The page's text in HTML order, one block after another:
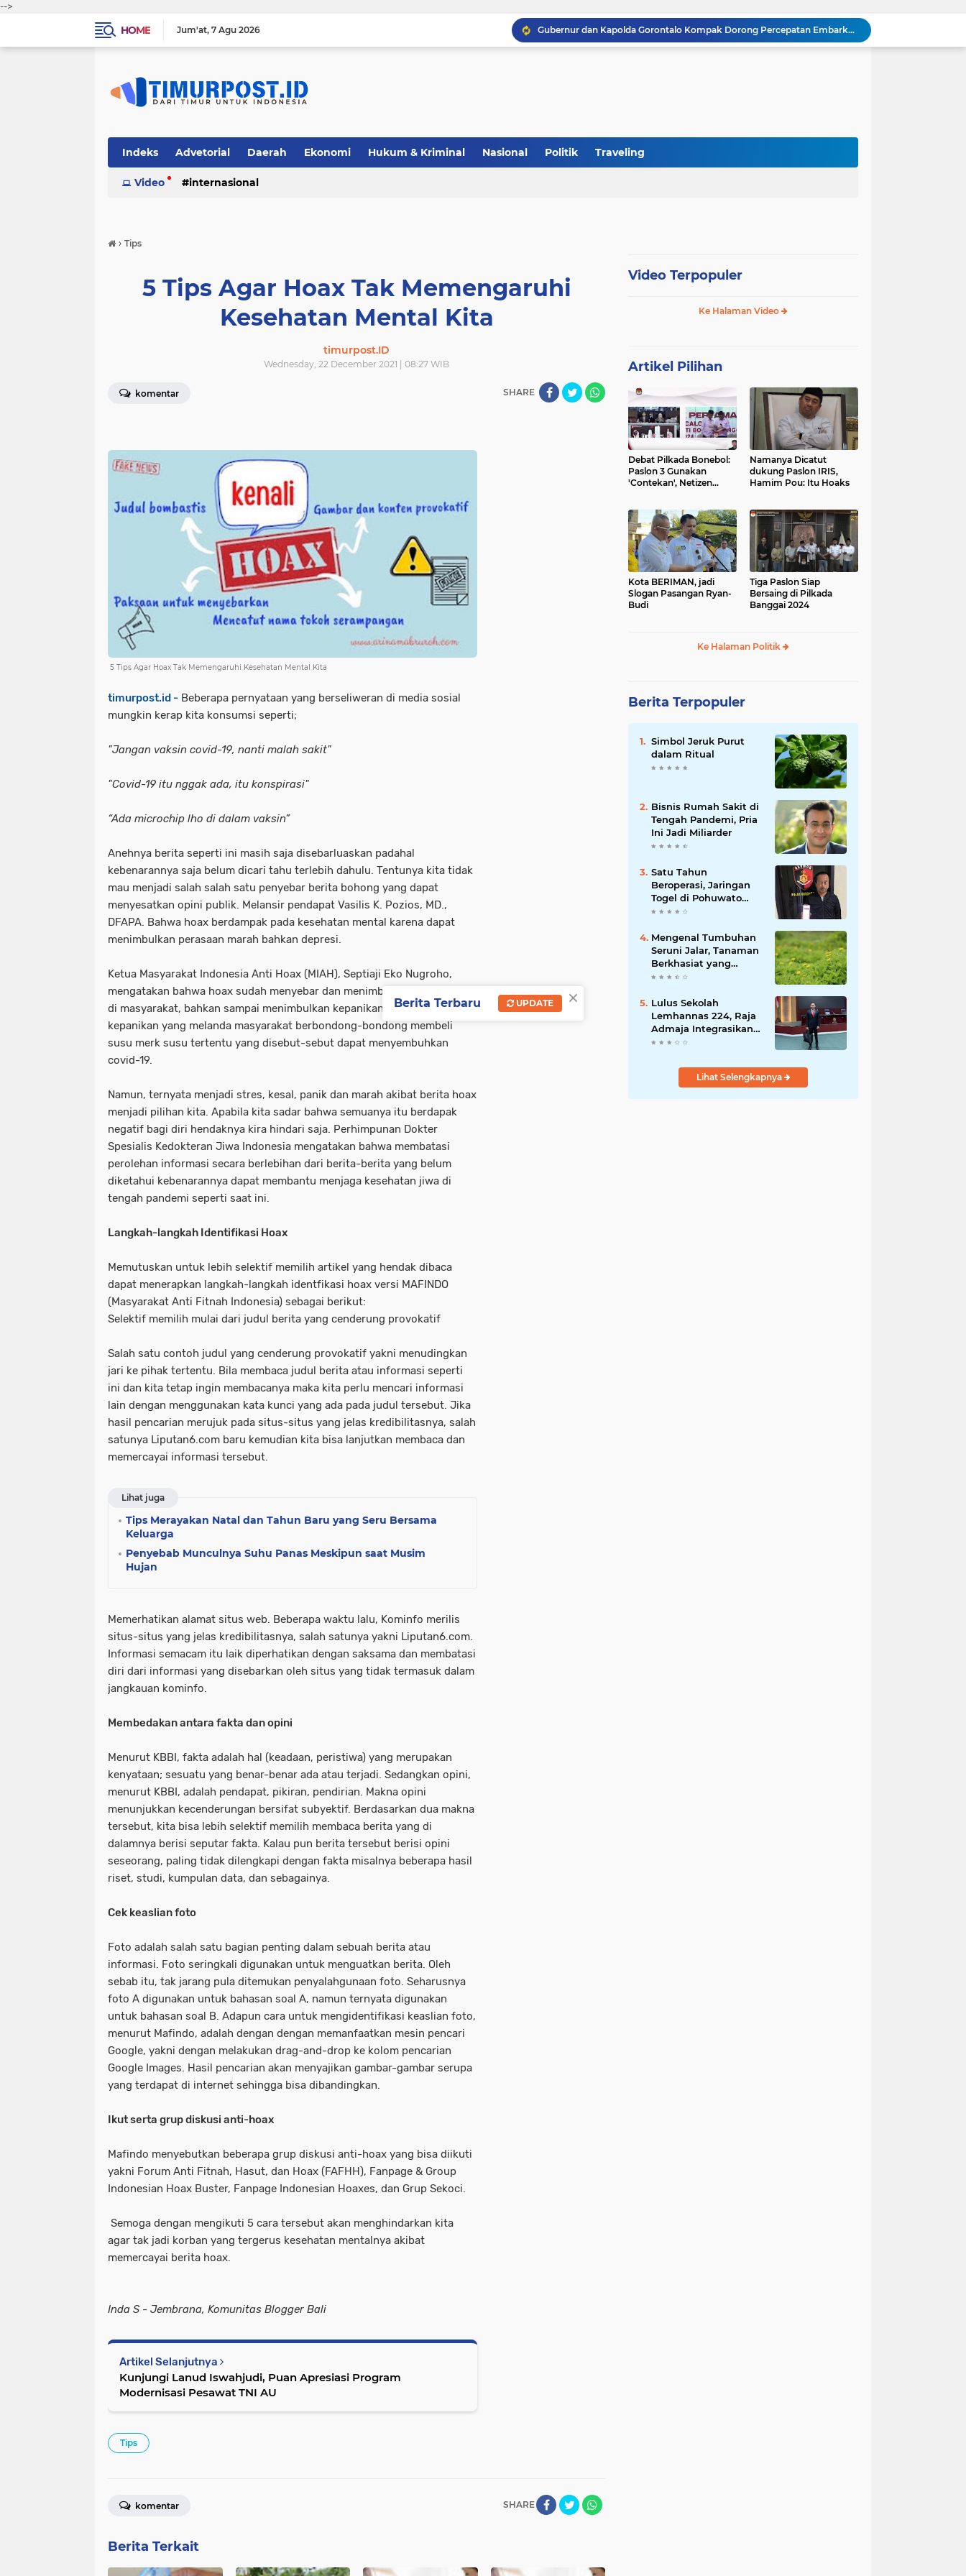
-->
HOME
Jum'at 7 Agu 2026
Gubernur dan Kapolda Gorontalo Kompak Dorong Percepatan Embarkasi Haji Penuh
Satker Polda Gorontalo Borong Penghargaan Treasury Award 2025 dari Kanwil DJPb
Riset Ilmiah Ungkap Dampak Kronis PETI di Pohuwato, Pencemaran Merkuri Kian Meluas
Indeks Advetorial Daerah Ekonomi Hukum & Kriminal Nasional Politik Traveling
Video internasional
› Tips
5 Tips Agar Hoax Tak Memengaruhi
Kesehatan Mental Kita
timurpost.ID
Wednesday, 22 December 2021 | 08:27 WIB
komentar SHARE
5 Tips Agar Hoax Tak Memengaruhi Kesehatan Mental Kita
timurpost.id - Beberapa pernyataan yang berseliweran di media sosial
mungkin kerap kita konsumsi seperti;
"Jangan vaksin covid-19, nanti malah sakit"
"Covid-19 itu nggak ada, itu konspirasi"
“Ada microchip lho di dalam vaksin”
Anehnya berita seperti ini masih saja disebarluaskan padahal
kebenarannya saja belum dicari tahu terlebih dahulu. Tentunya kita tidak
mau menjadi salah salah satu penyebar berita bohong yang dapat
menyesatkan opini publik. Melansir pendapat Vasilis K. Pozios, MD.,
DFAPA. Bahwa hoax berdampak pada kesehatan mental karena dapat
menimbulkan perasaan marah bahkan depresi.
Ketua Masyarakat Indonesia Anti Hoax (MIAH), Septiaji Eko Nugroho,
mengatakan bahwa hoax sudah menyebar dan menimbulkan keresahan
di masyarakat, bahkan sampai menimbulkan kepanikan. Seperti
kepanikan yang melanda masyarakat berbondong-bondong membeli
susu merk susu tertentu yang disebut-sebut dapat menyembuhkan
covid-19.
Namun, ternyata menjadi stres, kesal, panik dan marah akibat berita hoax
menjadi pilihan kita. Apabila kita sadar bahwa semuanya itu berdapak
negatif bagi diri hendaknya kira hindari saja. Perhimpunan Dokter
Spesialis Kedokteran Jiwa Indonesia mengatakan bahwa membatasi
perolehan informasi secara berlebihan dari berita-berita yang belum
diketahui kebenarannya dapat membantu menjaga kesehatan jiwa di
tengah pandemi seperti saat ini.
Langkah-langkah Identifikasi Hoax
Memutuskan untuk lebih selektif memilih artikel yang hendak dibaca
dapat menerapkan langkah-langkah identfikasi hoax versi MAFINDO
(Masyarakat Anti Fitnah Indonesia) sebagai berikut:
Selektif memilih mulai dari judul berita yang cenderung provokatif
Salah satu contoh judul yang cenderung provokatif yakni menudingkan
jari ke pihak tertentu. Bila membaca judul berita atau informasi seperti
ini dan kita tetap ingin membacanya maka kita perlu mencari informasi
lain dengan menggunakan kata kunci yang ada pada judul tersebut. Jika
hasil pencarian merujuk pada situs-situs yang jelas kredibilitasnya, salah
satunya Liputan6.com baru kemudian kita bisa lanjutkan membaca dan
memercayai informasi tersebut.
Lihat juga
Tips Merayakan Natal dan Tahun Baru yang Seru Bersama
Keluarga
Penyebab Munculnya Suhu Panas Meskipun saat Musim
Hujan
Memerhatikan alamat situs web. Beberapa waktu lalu, Kominfo merilis
situs-situs yang jelas kredibilitasnya, salah satunya yakni Liputan6.com.
Informasi semacam itu laik diperhatikan dengan saksama dan membatasi
diri dari informasi yang disebarkan oleh situs yang tidak termasuk dalam
jangkauan kominfo.
Membedakan antara fakta dan opini
Menurut KBBI, fakta adalah hal (keadaan, peristiwa) yang merupakan
kenyataan; sesuatu yang benar-benar ada atau terjadi. Sedangkan opini,
menurut KBBI, adalah pendapat, pikiran, pendirian. Makna opini
menunjukkan kecenderungan bersifat subyektif. Berdasarkan dua makna
tersebut, kita bisa lebih selektif memilih membaca berita yang di
dalamnya berisi seputar fakta. Kalau pun berita tersebut berisi opini
seseorang, paling tidak dilengkapi dengan fakta misalnya beberapa hasil
riset, studi, kumpulan data, dan sebagainya.
Cek keaslian foto
Foto adalah salah satu bagian penting dalam sebuah berita atau
informasi. Foto seringkali digunakan untuk menguatkan berita. Oleh
sebab itu, tak jarang pula ditemukan penyalahgunaan foto. Seharusnya
foto A digunakan untuk bahasan soal A, namun ternyata digunakan
untuk bahasan soal B. Adapun cara untuk mengidentifikasi keaslian foto,
menurut Mafindo, adalah dengan dengan memanfaatkan mesin pencari
Google, yakni dengan melakukan drag-and-drop ke kolom pencarian
Google Images. Hasil pencarian akan menyajikan gambar-gambar serupa
yang terdapat di internet sehingga bisa dibandingkan.
Ikut serta grup diskusi anti-hoax
Mafindo menyebutkan beberapa grup diskusi anti-hoax yang bisa diikuti
yakni Forum Anti Fitnah, Hasut, dan Hoax (FAFHH), Fanpage & Group
Indonesian Hoax Buster, Fanpage Indonesian Hoaxes, dan Grup Sekoci.
Semoga dengan mengikuti 5 cara tersebut akan menghindarkan kita
agar tak jadi korban yang tergerus kesehatan mentalnya akibat
memercayai berita hoax.
Inda S - Jembrana, Komunitas Blogger Bali
Artikel Selanjutnya
Kunjungi Lanud Iswahjudi, Puan Apresiasi Program
Modernisasi Pesawat TNI AU
Tips
SHARE
komentar
Berita Terkait
Video Terpopuler
Ke Halaman Video
Artikel Pilihan
Debat Pilkada Bonebol:
Paslon 3 Gunakan
'Contekan', Netizen
Namanya Dicatut
dukung Paslon IRIS,
Hamim Pou: Itu Hoaks
Kota BERIMAN, jadi
Slogan Pasangan Ryan-
Budi
Tiga Paslon Siap
Bersaing di Pilkada
Banggai 2024
Ke Halaman Politik
Berita Terpopuler
Simbol Jeruk Purut
dalam Ritual
Bisnis Rumah Sakit di
Tengah Pandemi, Pria
Ini Jadi Miliarder
Satu Tahun
Beroperasi, Jaringan
Togel di Pohuwato
Akhirnya Dibongkar
Mengenal Tumbuhan
Seruni Jalar, Tanaman
Berkhasiat yang
Dianggap Gulma
Lulus Sekolah
Lemhannas 224, Raja
Admaja Integrasikan
Strategi ke Bisnis
Lihat Selengkapnya
×
Berita Terbaru UPDATE